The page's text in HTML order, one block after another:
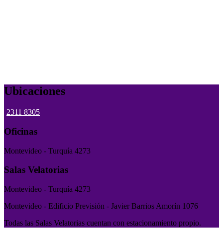
Ubicaciones
2311 8305
Oficinas
Montevideo - Turquía 4273
Salas Velatorias
Montevideo - Turquía 4273
Montevideo - Edificio Previsión - Javier Barrios Amorín 1076
Todas las Salas Velatorias cuentan con estacionamiento propio.